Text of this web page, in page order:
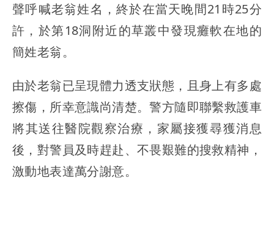
聲呼喊老翁姓名，終於在當天晚間21時25分
許，於第18洞附近的草叢中發現癱軟在地的
簡姓老翁。
由於老翁已呈現體力透支狀態，且身上有多處
擦傷，所幸意識尚清楚。警方隨即聯繫救護車
將其送往醫院觀察治療，家屬接獲尋獲消息
後，對警員及時趕赴、不畏艱難的搜救精神，
激動地表達萬分謝意。